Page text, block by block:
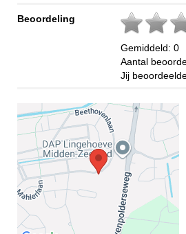
Beoordeling
Gemiddeld: 0
Aantal
Jij